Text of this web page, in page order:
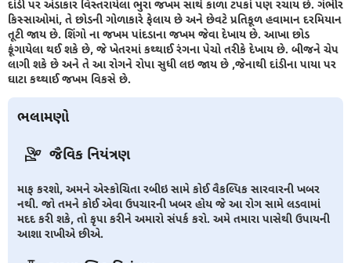
દાંડી પર અંડાકાર વિસ્તરાયેલા ભુરા જખમ સાથે કાળા ટપકાં પણ રચાય છે. ગંભીર
કિસ્સાઓમાં, તે છોડની ગોળાકારે ફેલાય છે અને છેવટે પ્રતિકૂળ હવામાન દરમિયાન
તૂટી જાય છે. શિંગો ના જખમ પાંદડાના જખમ જેવા દેખાય છે. આખા છોડ
ફૂંગાયેલા થઈ શકે છે, જે ખેતરમાં કથ્થાઈ રંગના પેચો તરીકે દેખાય છે. બીજને ચેપ
લાગી શકે છે અને તે આ રોગને રોપા સુધી લઇ જાય છે ,જેનાથી દાંડીના પાયા પર
ઘાટા કથ્થાઈ જખમ વિકસે છે.
ભલામણો
જૈવિક નિયંત્રણ
માફ કરશો, અમને એસ્કોચિતા રબીઇ સામે કોઈ વૈકલ્પિક સારવારની ખબર
નથી. જો તમને કોઈ એવા ઉપચારની ખબર હોય જે આ રોગ સામે લડવામાં
મદદ કરી શકે, તો કૃપા કરીને અમારો સંપર્ક કરો. અમે તમારા પાસેથી ઉપાયની
આશા રાખીએ છીએ.